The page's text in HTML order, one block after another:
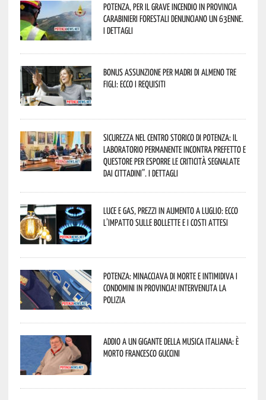
Potenza, per il grave incendio in Provincia
Carabinieri forestali denunciano un 63enne.
I dettagli
Bonus assunzione per madri di almeno tre
figli: ecco i requisiti
Sicurezza nel Centro Storico di Potenza: il
Laboratorio Permanente incontra Prefetto e
Questore per esporre le criticità segnalate
dai cittadini”. I dettagli
Luce e gas, prezzi in aumento a luglio: ecco
l’impatto sulle bollette e i costi attesi
Potenza: minacciava di morte e intimidiva i
condomini in provincia! Intervenuta la
Polizia
Addio a un gigante della musica italiana: è
morto Francesco Guccini